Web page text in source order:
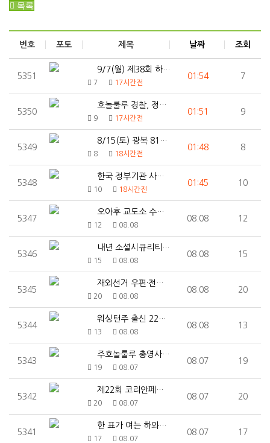
목록
번호 포토 제목 날짜 조회
5351
9/7(월) 제38회 하와이 한인 민속대축전
7 17시간전
01:54 7
5350
호놀룰루 경찰, 정신건강 위기 대응팀 확대… 노숙인 지…
9 17시간전
01:51 9
5349
8/15(토) 광복 81주년 기념 8.15km 걷기대회
8 18시간전
01:48 8
5348
한국 정부기관 사칭 보이스피싱 기승… 미주 한인사회 각…
10 18시간전
01:45 10
5347
오아후 교도소 수감자 탈주…11시간 추적 끝에 체포
12 08.08
08.08 12
5346
내년 소셜시큐리티 연금 3.8% 인상 전망…월평균 첫 …
15 08.08
08.08 15
5345
재외선거 우편·전자투표 추진…2028년 첫 도입 가능성
20 08.08
08.08 20
5344
워싱턴주 출신 22세, 2026년 월드 시리즈 오브 포…
13 08.08
08.08 13
5343
주호놀룰루 총영사관, 유학생·교환방문 비자제도 설명회 …
19 08.07
08.07 19
5342
제22회 코리안페스티벌, 8월 8일 카피올라니 공원서 …
20 08.07
08.07 20
5341
한 표가 여는 하와이의 내일… 8일 예비선거, 투표 참…
17 08.07
08.07 17